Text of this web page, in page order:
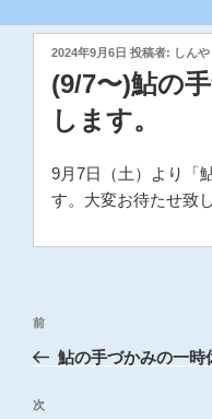
投
日:
2024年9月6日 投稿者: しんや
(9/7〜)鮎の
します。
9月7日（土）より「
す。大変お待たせ致
投
ナ
ビ
前
の
稿
前
鮎の手づかみの一時
次
次